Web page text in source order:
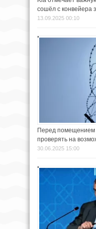
сошёл с конвейера
13.09.2025 00:10
Перед помещением
проверять на
30.06.2025 15:00